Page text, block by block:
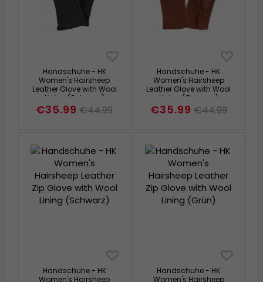
Handschuhe - HK
Women's Hairsheep
Leather Glove with Wool
Lining (Schwarz)
€35.99 €44.99
Handschuhe - HK
Women's Hairsheep
Leather Glove with Wool
Lining (Cognac)
€35.99 €44.99
Handschuhe - HK
Women's Hairsheep
Handschuhe - HK
Women's Hairsheep